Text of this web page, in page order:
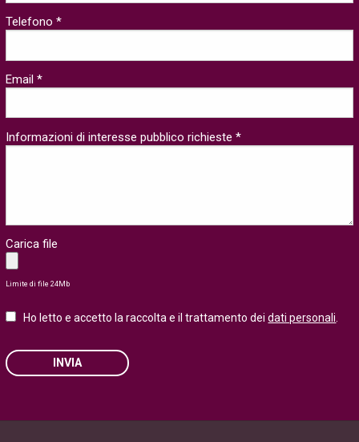
Telefono *
Email *
Informazioni di interesse pubblico richieste *
Carica file
Limite di file 24Mb
Ho letto e accetto la raccolta e il trattamento deidati personali.
INVIA